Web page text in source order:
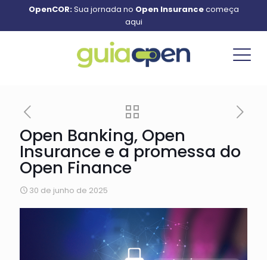
OpenCOR:Sua jornada no Open Insurancecomeça
aqui
Open Banking, Open
Insurance e a promessa do
Open Finance
30 de junho de 2025